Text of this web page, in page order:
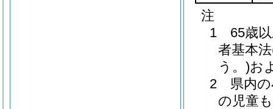
注
1 65歳以
者基本
う。)お
2 県内の
の児童